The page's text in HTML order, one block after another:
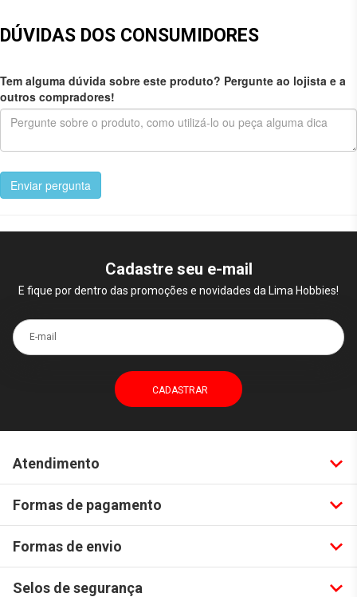
DÚVIDAS DOS CONSUMIDORES
Tem alguma dúvida sobre este produto? Pergunte ao lojista e a
outros compradores!
Enviar pergunta
Cadastre seu e-mail
E fique por dentro das promoções e novidades da Lima Hobbies!
E-mail
Atendimento
Formas de pagamento
Formas de envio
Selos de segurança